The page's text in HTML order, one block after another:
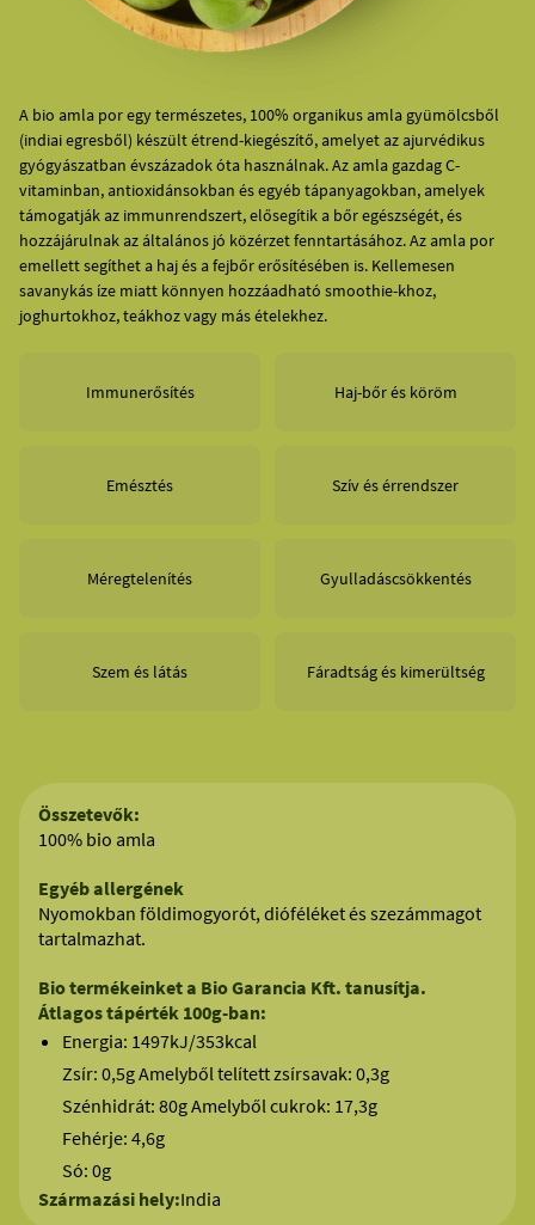
A bio amla por egy természetes, 100% organikus amla gyümölcsből
(indiai egresből) készült étrend-kiegészítő, amelyet az ajurvédikus
gyógyászatban évszázadok óta használnak. Az amla gazdag C-
vitaminban, antioxidánsokban és egyéb tápanyagokban, amelyek
támogatják az immunrendszert, elősegítik a bőr egészségét, és
hozzájárulnak az általános jó közérzet fenntartásához. Az amla por
emellett segíthet a haj és a fejbőr erősítésében is. Kellemesen
savanykás íze miatt könnyen hozzáadható smoothie-khoz,
joghurtokhoz, teákhoz vagy más ételekhez.
Immunerősítés Haj-bőr és köröm
Emésztés Szív és érrendszer
Méregtelenítés Gyulladáscsökkentés
Szem és látás Fáradtság és kimerültség
Összetevők:
100% bio amla
Egyéb allergének
Nyomokban földimogyorót, dióféléket és szezámmagot
tartalmazhat.
Bio termékeinket a Bio Garancia Kft. tanusítja.
Átlagos tápérték 100g-ban:
Energia: 1497kJ/353kcal
Zsír: 0,5g Amelyből telített zsírsavak: 0,3g
Szénhidrát: 80g Amelyből cukrok: 17,3g
Fehérje: 4,6g
Só: 0g
Származási hely:India